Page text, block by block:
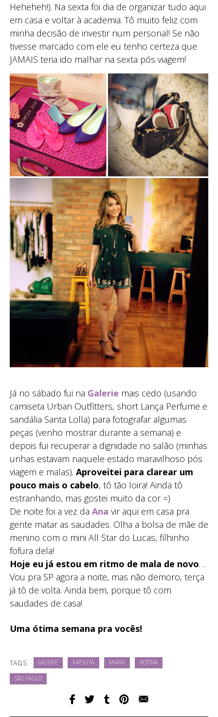
Heheheh!). Na sexta foi dia de organizar tudo aqui
em casa e voltar à academia. Tô muito feliz com
minha decisão de investir num personal! Se não
tivesse marcado com ele eu tenho certeza que
JAMAIS teria ido malhar na sexta pós viagem!
Já no sábado fui na Galerie mais cedo (usando
camiseta Urban Outfitters, short Lança Perfume e
sandália Santa Lolla) para fotografar algumas
peças (venho mostrar durante a semana) e
depois fui recuperar a dignidade no salão (minhas
unhas estavam naquele estado maravilhoso pós
viagem e malas). Aproveitei para clarear um
pouco mais o cabelo, tô tão loira! Ainda tô
estranhando, mas gostei muito da cor =)
De noite foi a vez da Ana vir aqui em casa pra
gente matar as saudades. Olha a bolsa de mãe de
menino com o mini All Star do Lucas, filhinho
fofura dela!
Hoje eu já estou em ritmo de mala de novo…
Vou pra SP agora a noite, mas não demoro, terça
já tô de volta. Ainda bem, porque tô com
saudades de casa!
Uma ótima semana pra vocês!
TAGS: GALERIE KATSUYA MIAMI ROTINA
SÃO PAULO